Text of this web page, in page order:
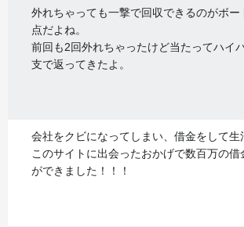
外れちゃっても一撃で回収できるのがボー
点だよね。
前回も2回外れちゃったけど当たってハイ
支で返ってきたよ。
会社をクビになってしまい、借金をして生
このサイトに出会ったおかげで数百万の借
ができました！！！